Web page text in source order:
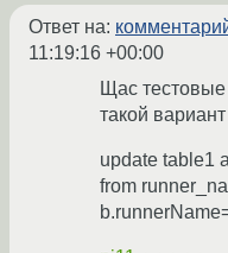
Ответ на:
11:19:16 +00:00
Щас
такой
update table1
from